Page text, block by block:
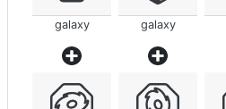
galaxy galaxy